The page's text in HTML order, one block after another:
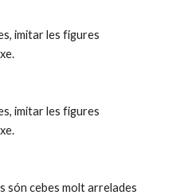
imitar les figures
imitar les figures
són cebes molt arrelades